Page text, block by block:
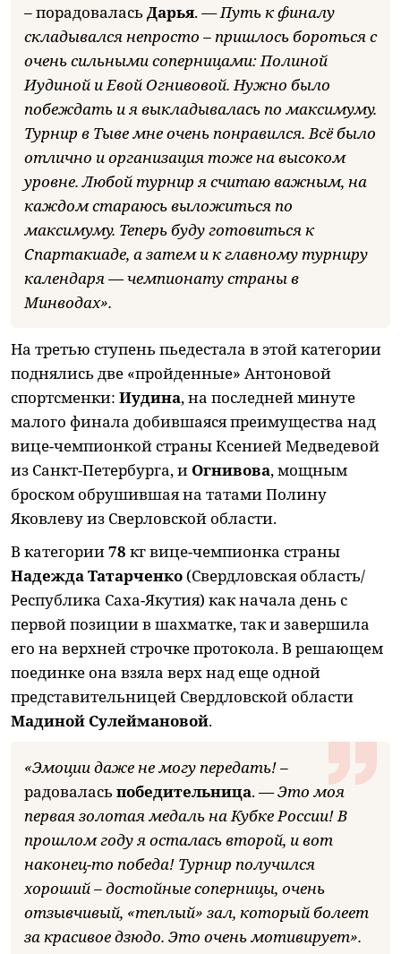
–порадоваласьДарья. — Путь к финалу
складывался непросто – пришлось бороться с
очень сильными соперницами: Полиной
Иудиной и Евой Огнивовой. Нужно было
побеждать и я выкладывалась по максимуму.
Турнир в Тыве мне очень понравился. Всё было
отлично и организация тоже на высоком
уровне. Любой турнир я считаю важным, на
каждом стараюсь выложиться по
максимуму. Теперь буду готовиться к
Спартакиаде, а затем и к главному турниру
календаря — чемпионату страны в
Минводах».
На третью ступень пьедестала в этой категории
поднялись две «пройденные» Антоновой
спортсменки: Иудина, на последней минуте
малого финала добившаяся преимущества над
вице-чемпионкой страны Ксенией Медведевой
из Санкт-Петербурга, и Огнивова, мощным
броском обрушившая на татами Полину
Яковлеву из Сверловской области.
В категории78 кг вице-чемпионка страны
Надежда Татарченко (Свердловская область/
Республика Саха-Якутия) как начала день с
первой позиции в шахматке, так и завершила
его на верхней строчке протокола. В решающем
поединке она взяла верх над еще одной
представительницей Свердловской области
Мадиной Сулеймановой.
«Эмоции даже не могу передать! –
радоваласьпобедительница. — Это моя
первая золотая медаль на Кубке России! В
прошлом году я осталась второй, и вот
наконец-то победа! Турнир получился
хороший – достойные соперницы, очень
отзывчивый, «теплый» зал, который болеет
за красивое дзюдо. Это очень мотивирует».